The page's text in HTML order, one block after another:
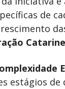
de
estágios de